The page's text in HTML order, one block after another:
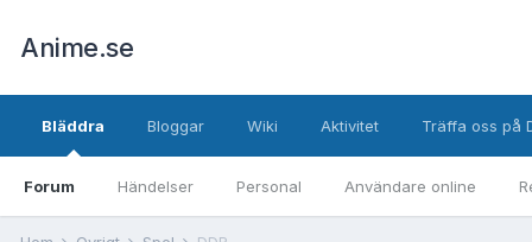
Anime.se
Bläddra
Forum Händelser Personal Användare online
Bloggar Wiki Aktivitet Träffa oss på